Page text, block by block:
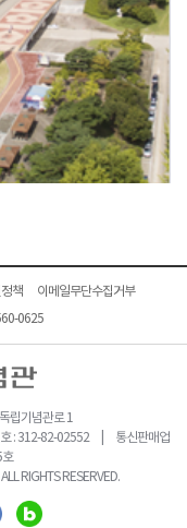
책
이메일무단수집거부
0625
립기념관로 1
: 312-82-02552 | 통신판매업
호
RIGHTS RESERVED.